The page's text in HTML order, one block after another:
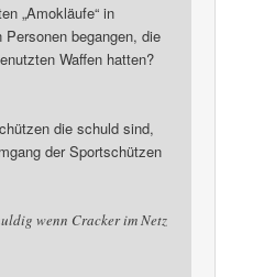
„Amokläufe“ in
begangen, die
Waffen hatten?
die schuld sind,
der Sportschützen
wenn Cracker im Netz